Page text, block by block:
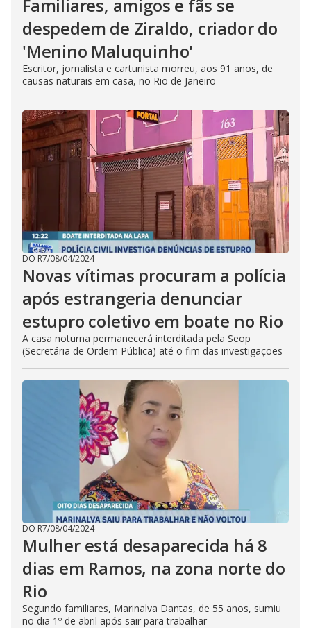
Familiares, amigos e fãs se
despedem de Ziraldo, criador do
'Menino Maluquinho'
Escritor, jornalista e cartunista morreu, aos 91 anos, de
causas naturais em casa, no Rio de Janeiro
DO R7/08/04/2024
Novas vítimas procuram a polícia
após estrangeria denunciar
estupro coletivo em boate no Rio
A casa noturna permanecerá interditada pela Seop
(Secretária de Ordem Pública) até o fim das investigações
DO R7/08/04/2024
Mulher está desaparecida há 8
dias em Ramos, na zona norte do
Rio
Segundo familiares, Marinalva Dantas, de 55 anos, sumiu
no dia 1º de abril após sair para trabalhar